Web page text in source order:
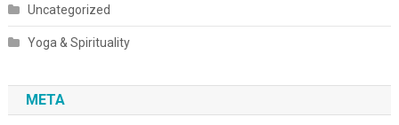
Uncategorized
Yoga & Spirituality
META